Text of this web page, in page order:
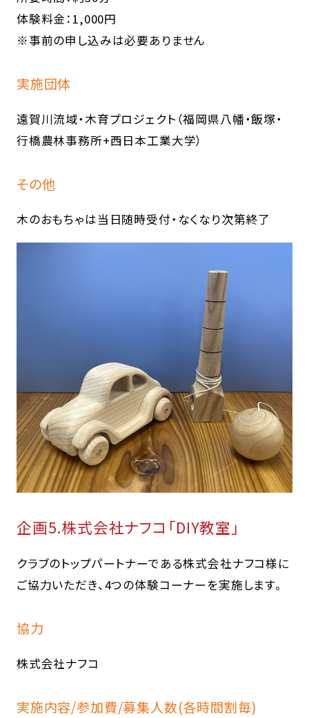
体験料金：1,000円
※事前の申し込みは必要ありません
実施団体
遠賀川流域・木育プロジェクト（福岡県八幡・飯塚・
行橋農林事務所+西日本工業大学）
その他
木のおもちゃは当日随時受付・なくなり次第終了
企画5.株式会社ナフコ「DIY教室」
クラブのトップパートナーである株式会社ナフコ様に
ご協力いただき、4つの体験コーナーを実施します。
協力
株式会社ナフコ
実施内容/参加費/募集人数(各時間割毎)